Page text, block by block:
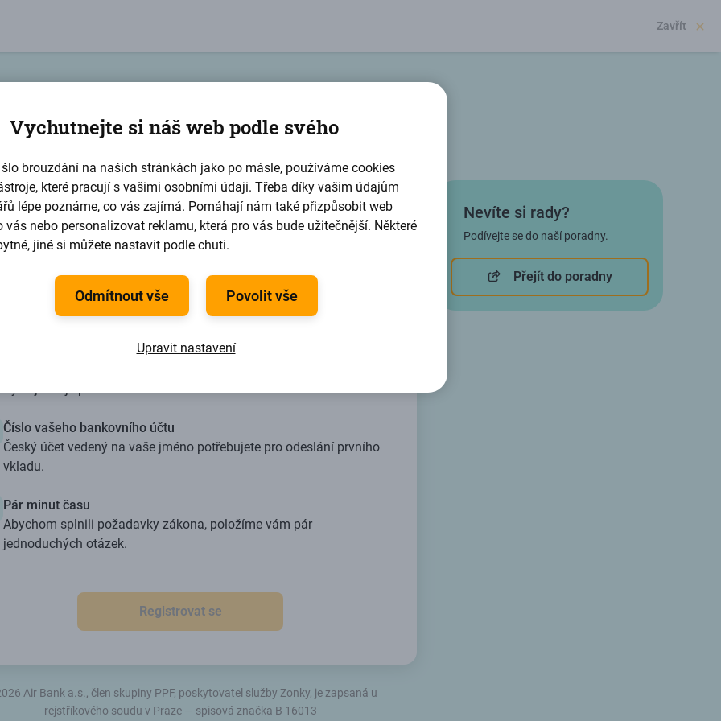
Zavřít
Registrujte se a začněte
vydělávat jako banka
Využijeme je pro ověření vaší totožnosti.
Číslo vašeho bankovního účtu
Český účet vedený na vaše jméno potřebujete pro odeslání prvního
vkladu.
Pár minut času
Abychom splnili požadavky zákona, položíme vám pár
jednoduchých otázek.
Registrovat se
Nevíte si rady?
Podívejte se do naší poradny.
Přejít do poradny
Air Bank a.s., člen skupiny PPF, poskytovatel služby Zonky, je zapsaná u
rejstříkového soudu v Praze — spisová značka B 16013
Vychutnejte si náš web podle svého
brouzdání na našich stránkách jako po másle, používáme cookies
které pracují s vašimi osobními údaji. Třeba díky vašim údajům
lépe poznáme, co vás zajímá. Pomáhají nám také přizpůsobit web
vás nebo personalizovat reklamu, která pro vás bude užitečnější. Některé
jiné si můžete nastavit podle chuti.
Upravit nastavení
Odmítnout vše Povolit vše